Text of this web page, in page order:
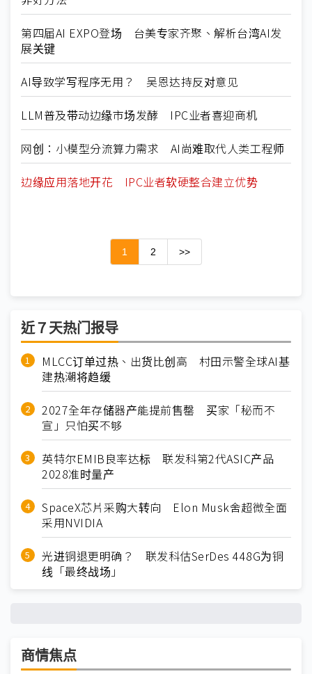
第四届AI EXPO登场 台美专家齐聚、解析台湾AI发
展关键
AI导致学写程序无用？ 吴恩达持反对意见
LLM普及带动边缘市场发酵 IPC业者喜迎商机
网创：小模型分流算力需求 AI尚难取代人类工程师
边缘应用落地开花 IPC业者软硬整合建立优势
1 2 >>
近７天热门报导
MLCC订单过热、出货比创高 村田示警全球AI基
建热潮将趋缓
2027全年存储器产能提前售罄 买家「秘而不
宣」只怕买不够
英特尔EMIB良率达标 联发科第2代ASIC产品
2028准时量产
SpaceX芯片采购大转向 Elon Musk舍超微全面
采用NVIDIA
光进铜退更明确？ 联发科估SerDes 448G为铜
线「最终战场」
商情焦点